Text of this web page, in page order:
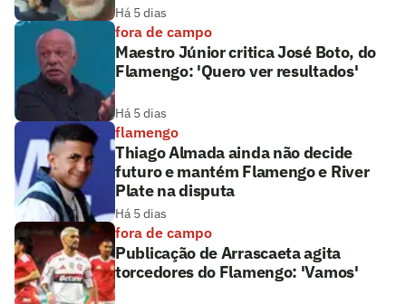
Há 5 dias
fora de campo
Maestro Júnior critica José Boto, do
Flamengo: 'Quero ver resultados'
Há 5 dias
flamengo
Thiago Almada ainda não decide
futuro e mantém Flamengo e River
Plate na disputa
Há 5 dias
fora de campo
Publicação de Arrascaeta agita
torcedores do Flamengo: 'Vamos'